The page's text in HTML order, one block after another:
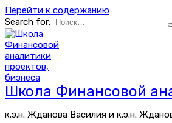
Перейти к содержанию
Search for:
Школа Финансовой
к.э.н. Жданова Василия и к.э.н.